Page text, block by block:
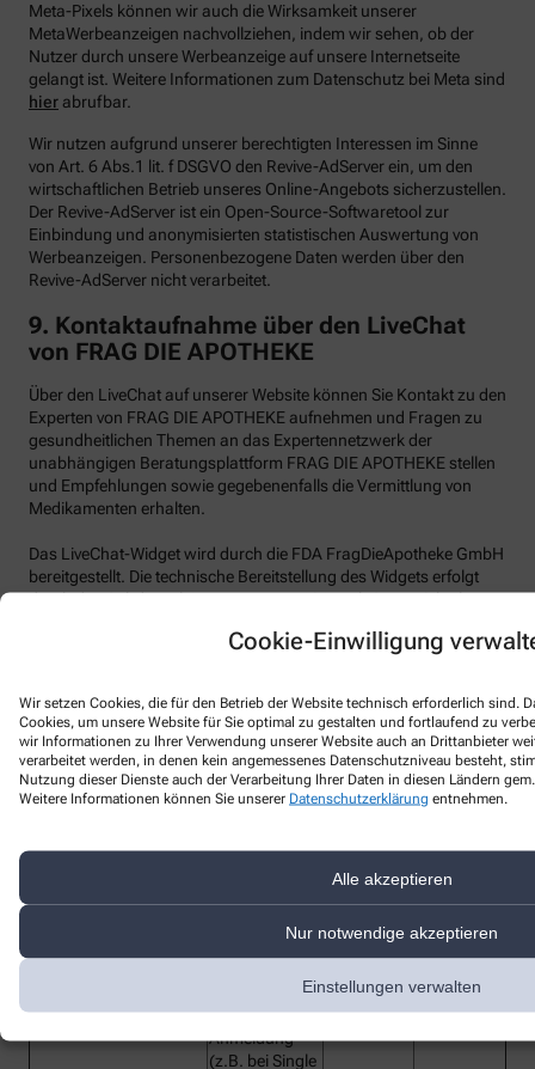
Cookie-Einwilligung
Wir setzen Cookies, die für den Betrieb der Website technisch erforderlich sind.
Cookies, um unsere Website für Sie optimal zu gestalten und fortlaufend zu
wir Informationen zu Ihrer Verwendung unserer Website auch an Drittanbieter
verarbeitet werden, in denen kein angemessenes Datenschutzniveau besteht,
Nutzung dieser Dienste auch der Verarbeitung Ihrer Daten in diesen Ländern
Weitere Informationen können Sie unserer Datenschutzerklärung entnehmen.
Alle akzeptieren
Nur notwendige akzeptieren
Einstellungen verwalten
Meta-Pixels können wir auch die Wirksamkeit unserer
MetaWerbeanzeigen nachvollziehen, indem wir sehen, ob der
Nutzer durch unsere Werbeanzeige auf unsere Internetseite
gelangt ist. Weitere Informationen zum Datenschutz bei Meta sind
hier abrufbar.
Wir nutzen aufgrund unserer berechtigten Interessen im Sinne
von Art. 6 Abs.1 lit. f DSGVO den Revive-AdServer ein, um den
wirtschaftlichen Betrieb unseres Online-Angebots sicherzustellen.
Der Revive-AdServer ist ein Open-Source-Softwaretool zur
Einbindung und anonymisierten statistischen Auswertung von
Werbeanzeigen. Personenbezogene Daten werden über den
Revive-AdServer nicht verarbeitet.
9. Kontaktaufnahme über den LiveChat
von FRAG DIE APOTHEKE
Über den LiveChat auf unserer Website können Sie Kontakt zu den
Experten von FRAG DIE APOTHEKE aufnehmen und Fragen zu
gesundheitlichen Themen an das Expertennetzwerk der
unabhängigen Beratungsplattform FRAG DIE APOTHEKE stellen
und Empfehlungen sowie gegebenenfalls die Vermittlung von
Medikamenten erhalten.
Das LiveChat-Widget wird durch die FDA FragDieApotheke GmbH
bereitgestellt. Die technische Bereitstellung des Widgets erfolgt
durch den Subdienstleister Text, Inc. (101 Arch Street, 8th Floor,
Auftrag von FRAG DIE APOTHEKE handelt. Wir selbst haben kein
LiveChat verwendet funktionale Cookies.
Bezeichnung des
Dienstes
Funktion Anbieter Laufzeit
LiveChat 2 Jahre
Technisches
OAuth-
Anmeldung
(z.B. bei Single